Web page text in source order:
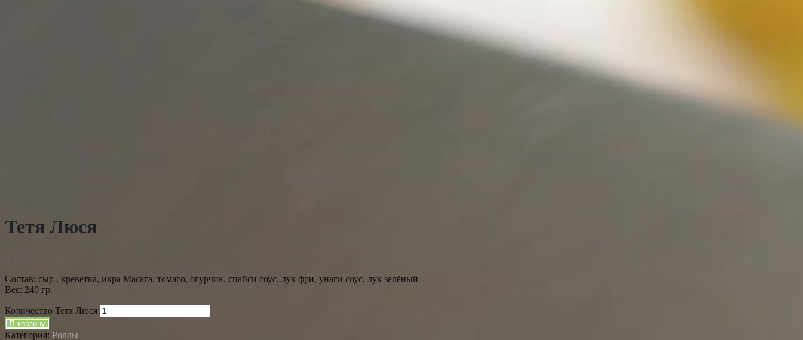
Тетя Люся
Состав: сыр , креветка, икра Масага, томаго, огурчик, спайси соус, лук фри, унаги соус, лук зелёный
Вес: 240 гр.
Количество Тетя Люся
В корзину
Категория: Роллы